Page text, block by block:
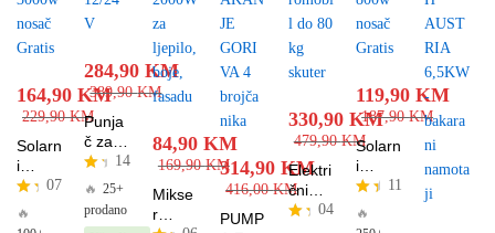
164,90 KM
229,90KM
Solarn
i
reflekt
or
3000
O
cje
07
🔥
284,90KM
389,90KM
Punja
č za
akum
ulator
12/24
V
O
cj
en
14
🔥 25+
prodano
84,90 KM
169,90KM
Mikse
r
314,90KM
416,00KM
PUMP
330,90 KM
479,90KM
Elektri
čni
trotine
04
119,90KM
187,90KM
Solarn
i
reflekt
or
800w
Oc
jen
11
🔥